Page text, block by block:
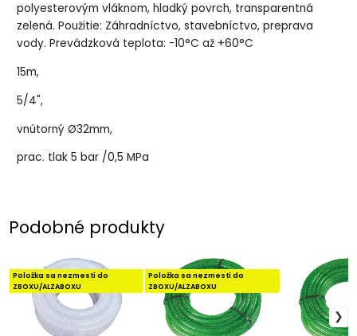
polyesterovým vláknom, hladký povrch, transparentná
zelená. Použitie: Záhradníctvo, stavebníctvo, preprava
vody. Prevádzková teplota: -10°C až +60°C
15m,
5/4",
vnútorný Ø32mm,
prac. tlak 5 bar /0,5 MPa
Podobné produkty
Položka sa nezmestí do
ZBOXU/ALZABOXU
Položka sa nezmestí do
ZBOXU/ALZABOXU